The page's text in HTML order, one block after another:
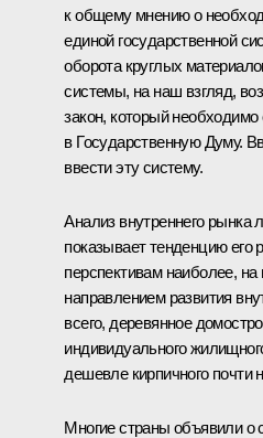
к общему мнению о
единой государственной
оборота круглых
системы, на наш взгляд,
закон, который необходимо
в Государственную Думу.
ввести эту систему.
Анализ внутреннего рынка
показывает тенденцию
перспективам наиболее,
направлением развития
всего, деревянное
индивидуального
дешевле кирпичного почти
Многие страны объявили о